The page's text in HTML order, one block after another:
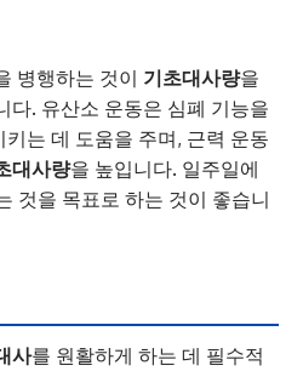
병행하는 것이 기초대사량을
다. 유산소 운동은 심폐 기능을
는 데 도움을 주며, 근력 운동
대사량을 높입니다. 일주일에
것을 목표로 하는 것이 좋습니
사를 원활하게 하는 데 필수적